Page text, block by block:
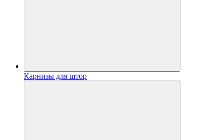
Карнизы для штор